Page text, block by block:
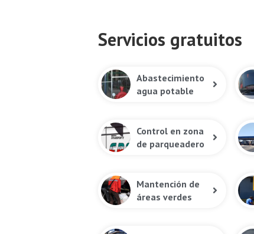
Servicios gratuitos
Abastecimiento
agua potable
Control en zona
de parqueadero
Mantención de
áreas verdes